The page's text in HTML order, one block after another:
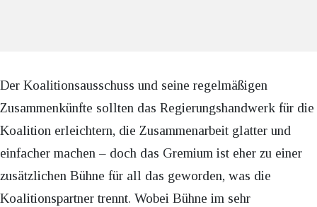
Der Koalitionsausschuss und seine regelmäßigen
Zusammenkünfte sollten das Regierungshandwerk für die
Koalition erleichtern, die Zusammenarbeit glatter und
einfacher machen – doch das Gremium ist eher zu einer
zusätzlichen Bühne für all das geworden, was die
Koalitionspartner trennt. Wobei Bühne im sehr